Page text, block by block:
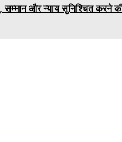
और न्याय सुनिश्चित करने